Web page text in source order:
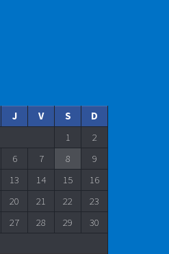
J V S
D
1
2
6 7 8
9
13 14 15
16
20 21 22
23
27 28 29
30